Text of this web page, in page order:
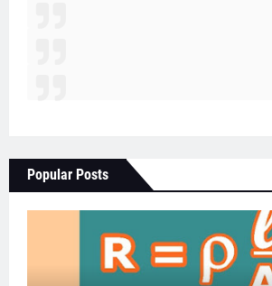
Popular Posts